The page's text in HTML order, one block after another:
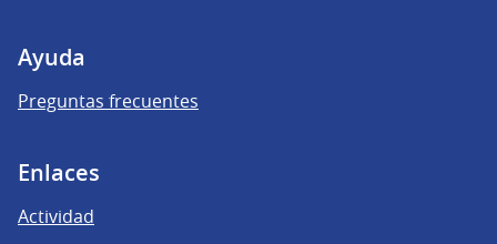
Ayuda
Preguntas frecuentes
Enlaces
Actividad